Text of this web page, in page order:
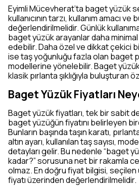
Eyimli Mücevherat’ta baget yüzük
kullanıcının tarzı, kullanım amacı
değerlendirilmelidir. Günlük
baget yüzük arayanlar daha
edebilir. Daha özel ve dikkat çekici
ise taş yoğunluğu fazla olan baget
modellerine yönelebilir. Baget
klasik pırlanta şıklığıyla buluşturan
Baget Yüzük Fiyatları
Baget yüzük fiyatları, tek bir sabit
baget yüzüğün fiyatını belirleyen
Bunların başında taşın karatı,
altın ayarı, kullanılan taş sayısı,
detayları gelir. Bu nedenle “baget
kadar?” sorusuna net bir rakamla
olmaz. En doğru fiyat bilgisi, seçilen
fiyatı üzerinden değerlendirilmelidir.